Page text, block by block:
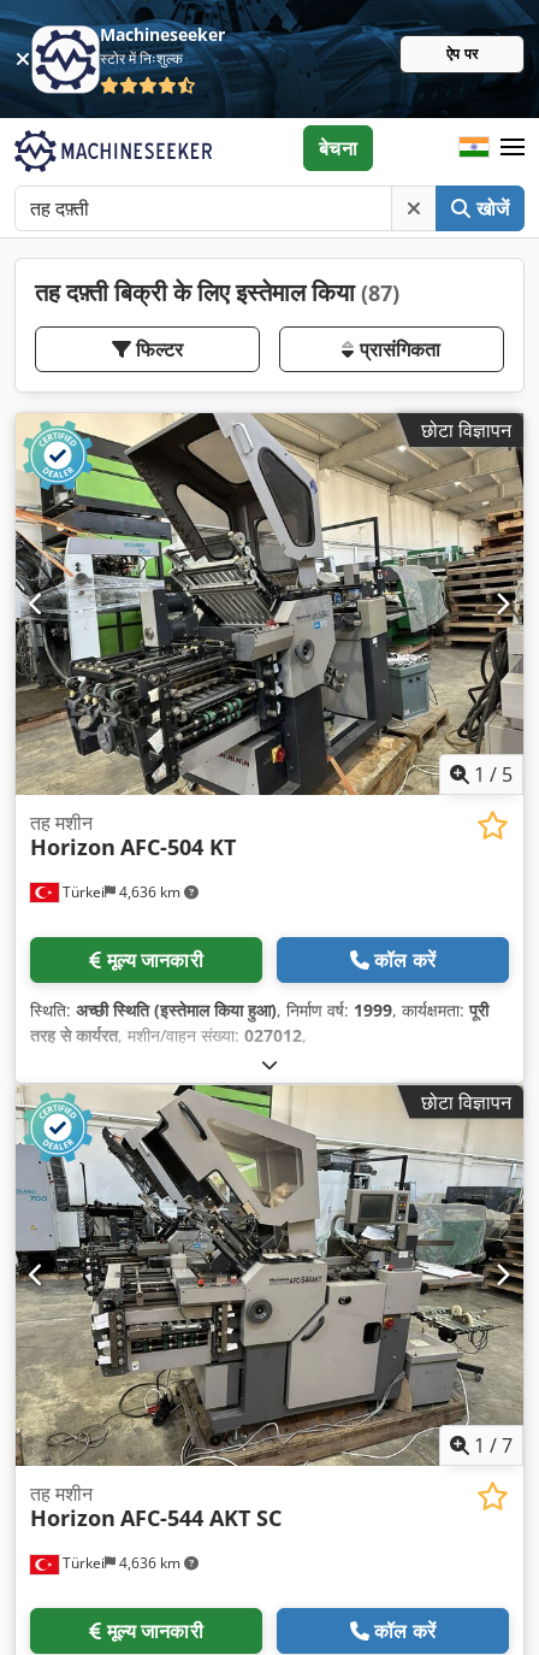
Machineseeker
स्टोर में निःशुल्क ऐप पर
खोजें
बेचना
तह दफ़्ती बिक्री के लिए इस्तेमाल किया(87)
फिल्टर प्रासंगिकता
छोटा विज्ञापन
1 / 5
Türkei 4,636 km
तह मशीन
Horizon AFC-504 KT
मूल्य जानकारी कॉल करें
स्थिति: अच्छी स्थिति (इस्तेमाल किया हुआ), निर्माण वर्ष: 1999, कार्यक्षमता:पूरी
तरह से कार्यरत, मशीन/वाहन संख्या: 027012,
छोटा विज्ञापन
1 /7
Türkei 4,636 km
तह मशीन
Horizon AFC-544 AKT SC
मूल्य जानकारी कॉल करें